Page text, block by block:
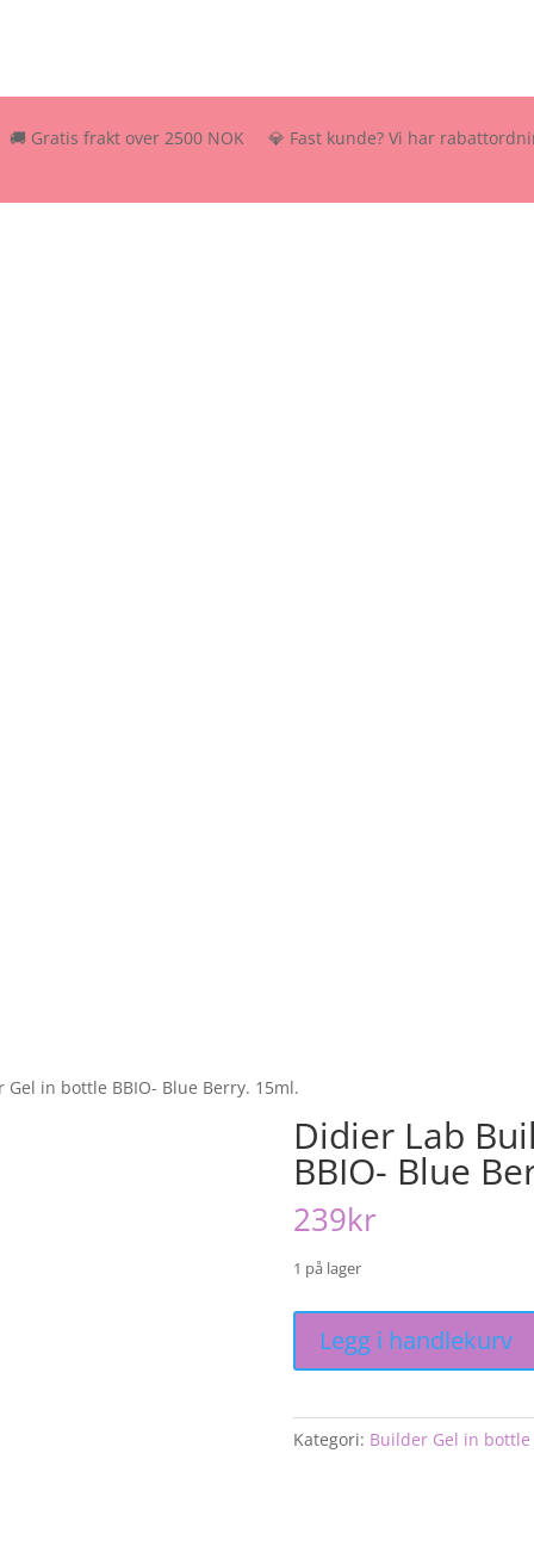
frakt over 2500 NOK 💎 Fast kunde? Vi har rabattordning –
in bottle BBIO- Blue Berry. 15ml.
Didier Lab
BBIO- Blue
239kr
1 på lager
in
Legg i handlekurv
Kategori: Builder Gel in bottle